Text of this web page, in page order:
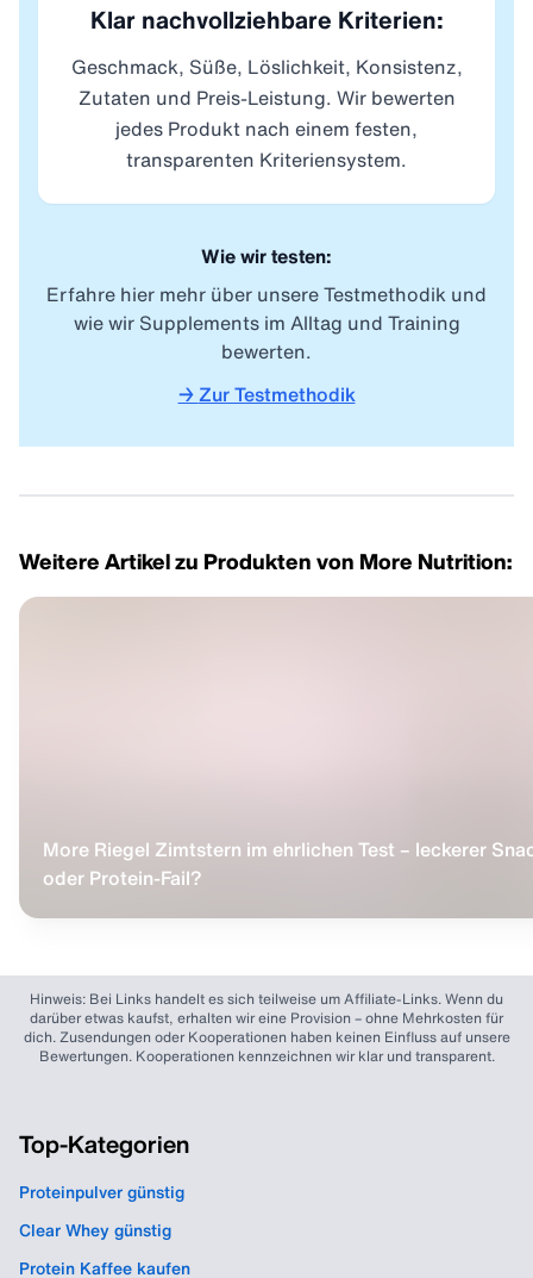
Klar nachvollziehbare Kriterien:
Geschmack, Süße, Löslichkeit, Konsistenz,
Zutaten und Preis-Leistung. Wir bewerten
jedes Produkt nach einem festen,
transparenten Kriteriensystem.
Wie wir testen:
Erfahre hier mehr über unsere Testmethodik und
wie wir Supplements im Alltag und Training
bewerten.
→ Zur Testmethodik
Weitere Artikel zu Produkten von More Nutrition:
More Riegel Zimtstern im ehrlichen Test – leckerer
oder Protein-Fail?
Hinweis: Bei Links handelt es sich teilweise um Affiliate-Links. Wenn du
darüber etwas kaufst, erhalten wir eine Provision – ohne Mehrkosten für
dich. Zusendungen oder Kooperationen haben keinen Einfluss auf unsere
Bewertungen. Kooperationen kennzeichnen wir klar und transparent.
Top-Kategorien
Proteinpulver günstig
Clear Whey günstig
Protein Kaffee kaufen